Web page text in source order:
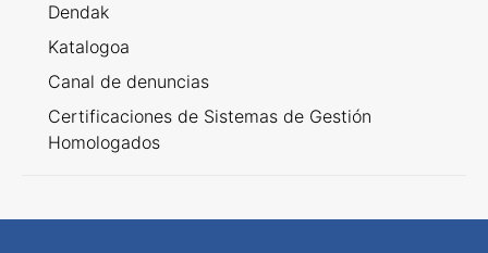
Dendak
Katalogoa
Canal de denuncias
Certificaciones de Sistemas de Gestión
Homologados